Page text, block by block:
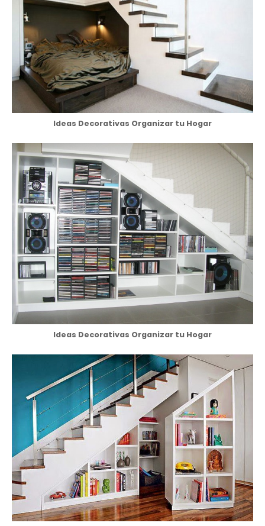
Ideas Decorativas Organizar tu Hogar
Ideas Decorativas Organizar tu Hogar